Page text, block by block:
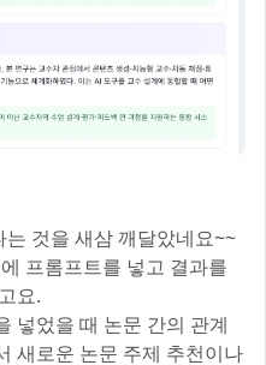
것을 새삼 깨달았네요~~
프롬프트를 넣고 결과를
요.
넣었을 때 논문 간의 관계
새로운 논문 주제 추천이나